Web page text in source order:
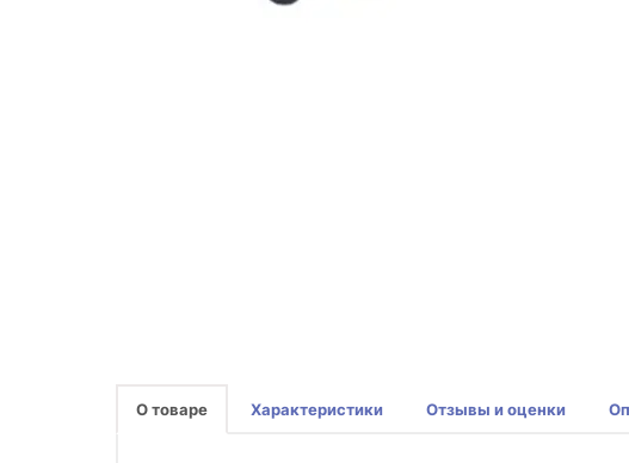
О товаре Характеристики Отзывы и оценки